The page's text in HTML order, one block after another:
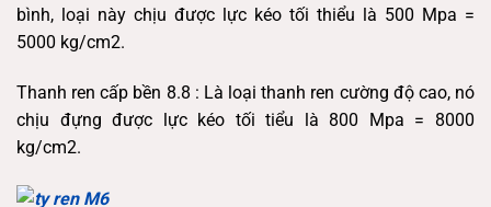
bình, loại này chịu được lực kéo tối thiểu là 500 Mpa =
5000 kg/cm2.
Thanh ren cấp bền 8.8 : Là loại thanh ren cường độ cao, nó
chịu đựng được lực kéo tối tiểu là 800 Mpa = 8000
kg/cm2.